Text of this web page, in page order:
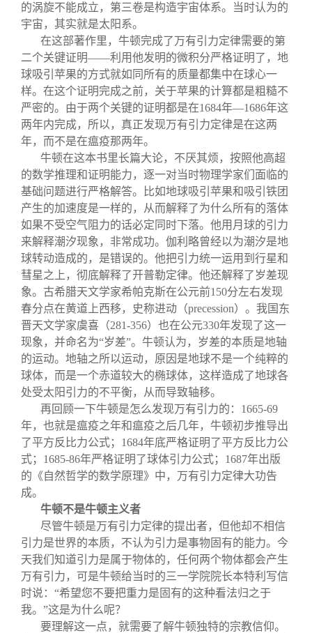
的涡旋不能成立，第三卷是构造宇宙体系。当时认为的
宇宙，其实就是太阳系。
在这部著作里，牛顿完成了万有引力定律需要的第
二个关键证明——利用他发明的微积分严格证明了，地
球吸引苹果的方式就如同所有的质量都集中在球心一
样。在这个证明完成之前，关于苹果的计算都是粗糙不
严密的。由于两个关键的证明都是在1684年—1686年这
两年内完成，所以，真正发现万有引力定律是在这两
年，而不是在瘟疫那两年。
牛顿在这本书里长篇大论，不厌其烦，按照他高超
的数学推理和证明能力，逐一对当时物理学家们面临的
基础问题进行严格解答。比如地球吸引苹果和吸引铁团
产生的加速度是一样的，从而解释了为什么所有的落体
如果不受空气阻力的话必定同时下落。他用月球的引力
来解释潮汐现象，非常成功。伽利略曾经以为潮汐是地
球转动造成的，是错误的。他把引力统一运用到行星和
彗星之上，彻底解释了开普勒定律。他还解释了岁差现
象。古希腊天文学家希帕克斯在公元前150分左右发现
春分点在黄道上西移，史称进动（precession）。我国东
晋天文学家虞喜（281-356）也在公元330年发现了这一
现象，并命名为“岁差”。牛顿认为，岁差的本质是地轴
的运动。地轴之所以运动，原因是地球不是一个纯粹的
球体，而是一个赤道较大的椭球体，这样造成了地球各
处受太阳引力的不平衡，从而导致轴移。
再回顾一下牛顿是怎么发现万有引力的：1665-69
年，也就是瘟疫之年和瘟疫之后几年，牛顿初步推导出
了平方反比力公式；1684年底严格证明了平方反比力公
式；1685-86年严格证明了球体引力公式；1687年出版
的《自然哲学的数学原理》中，万有引力定律大功告
成。
牛顿不是牛顿主义者
尽管牛顿是万有引力定律的提出者，但他却不相信
引力是世界的本质，不认为引力是事物固有的能力。今
天我们知道引力是属于物体的，任何两个物体都会产生
万有引力，可是牛顿给当时的三一学院院长本特利写信
时说：“希望您不要把重力是固有的这种看法归之于
我。”这是为什么呢？
要理解这一点，就需要了解牛顿独特的宗教信仰。